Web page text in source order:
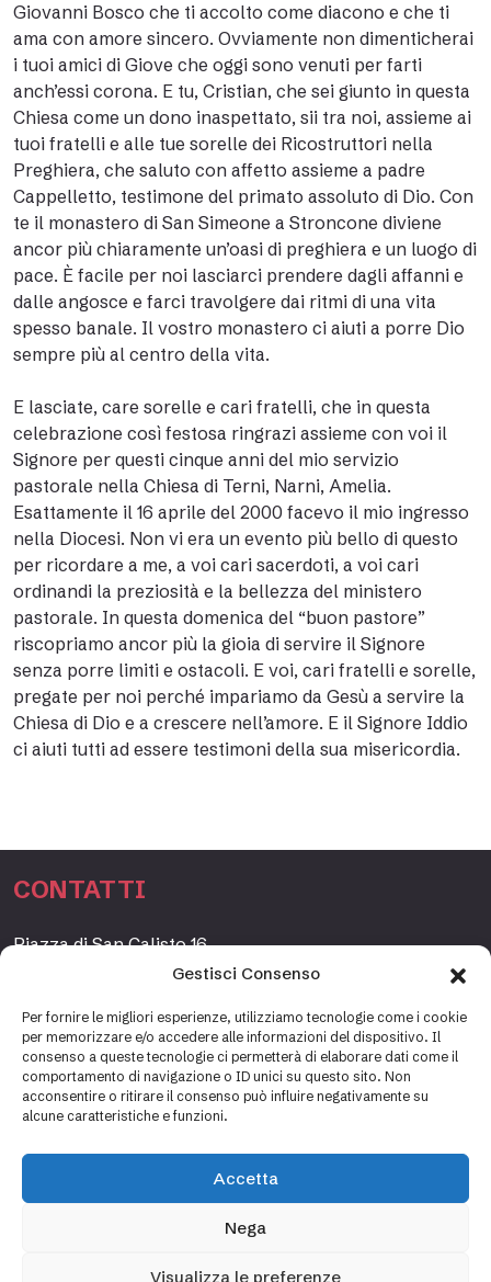
Gestisci Consenso
Per fornire le migliori esperienze, utilizziamo tecnologie come i cookie
per memorizzare e/o accedere alle informazioni del dispositivo. Il
consenso a queste tecnologie ci permetterà di elaborare dati come il
comportamento di navigazione o ID unici su questo sito. Non
acconsentire o ritirare il consenso può influire negativamente su
alcune caratteristiche e funzioni.
Accetta
Nega
Visualizza le preferenze
Giovanni Bosco che ti accolto come diacono e che ti
ama con amore sincero. Ovviamente non dimenticherai
i tuoi amici di Giove che oggi sono venuti per farti
anch’essi corona. E tu, Cristian, che sei giunto in questa
Chiesa come un dono inaspettato, sii tra noi, assieme ai
tuoi fratelli e alle tue sorelle dei Ricostruttori nella
Preghiera, che saluto con affetto assieme a padre
Cappelletto, testimone del primato assoluto di Dio. Con
te il monastero di San Simeone a Stroncone diviene
ancor più chiaramente un’oasi di preghiera e un luogo di
pace. È facile per noi lasciarci prendere dagli affanni e
dalle angosce e farci travolgere dai ritmi di una vita
spesso banale. Il vostro monastero ci aiuti a porre Dio
sempre più al centro della vita.
E lasciate, care sorelle e cari fratelli, che in questa
celebrazione così festosa ringrazi assieme con voi il
Signore per questi cinque anni del mio servizio
pastorale nella Chiesa di Terni, Narni, Amelia.
Esattamente il 16 aprile del 2000 facevo il mio ingresso
nella Diocesi. Non vi era un evento più bello di questo
per ricordare a me, a voi cari sacerdoti, a voi cari
ordinandi la preziosità e la bellezza del ministero
pastorale. In questa domenica del “buon pastore”
riscopriamo ancor più la gioia di servire il Signore
senza porre limiti e ostacoli. E voi, cari fratelli e sorelle,
pregate per noi perché impariamo da Gesù a servire la
Chiesa di Dio e a crescere nell’amore. E il Signore Iddio
ci aiuti tutti ad essere testimoni della sua misericordia.
CONTATTI
Piazza di San Calisto 16,
www.fondazioneetagrande.org
SEGRETERIA
info@fondazioneetagrande.it